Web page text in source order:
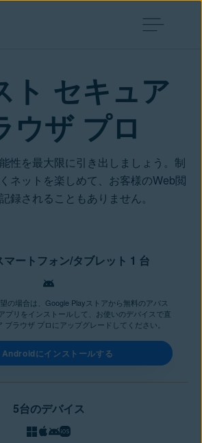
ト セキュア
ウザ プロ
性を最大限に引き出しましょう。制
ネットを楽しめて、お客様のWeb閲
録されることもありません。
ートフォン/タブレット 1 台
の場合は、Google Playストアから無料のアバス
プリをインストールして、お使いのデバイスで直
ラウザ プロにアップグレードしてください。
Androidにインストールする
5台のデバイス